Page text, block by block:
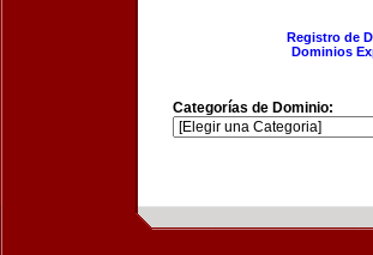
Registro de
Dominios
Categorías de Dominio: